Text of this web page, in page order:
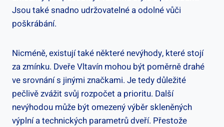
Jsou také snadno udržovatelné a odolné vůči
poškrábání.
Nicméně, existují také některé nevýhody, které stojí
za zmínku. Dveře Vltavín mohou být poměrně drahé
ve srovnání s jinými značkami. Je tedy důležité
pečlivě zvážit svůj rozpočet a prioritu. Další
nevýhodou může být omezený výběr skleněných
výplní a technických parametrů dveří. Přestože